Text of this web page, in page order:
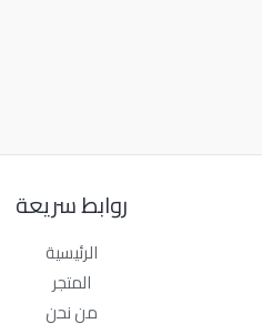
روابط سريعة
الرئيسية
المتجر
من نحن